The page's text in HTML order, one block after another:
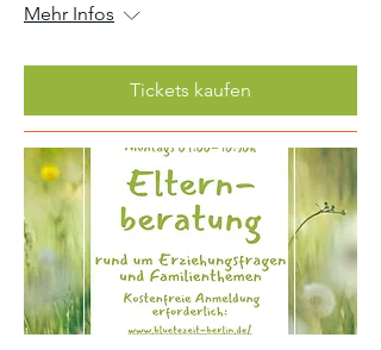
Mehr Infos
Tickets kaufen